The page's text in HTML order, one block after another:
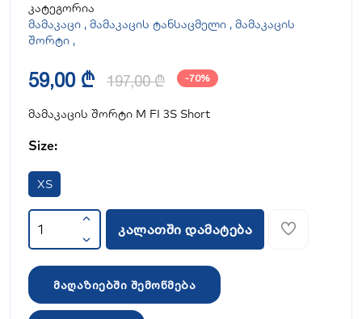
კატეგორია
მამაკაცი , მამაკაცის ტანსაცმელი , მამაკაცის
შორტი ,
59,00 ₾ 197,00 ₾ -70%
მამაკაცის შორტი M FI 3S Short
Size:
XS
კალათში დამატება
მაღაზიებში შემოწმება